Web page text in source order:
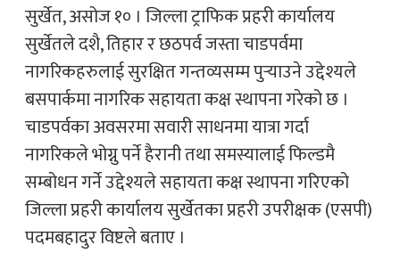
सुर्खेत, असोज १० । जिल्ला ट्राफिक प्रहरी कार्यालय
सुर्खेतले दशै, तिहार र छठपर्व जस्ता चाडपर्वमा
नागरिकहरुलाई सुरक्षित गन्तव्यसम्म पुर्‍याउने उद्देश्यले
बसपार्कमा नागरिक सहायता कक्ष स्थापना गरेको छ ।
चाडपर्वका अवसरमा सवारी साधनमा यात्रा गर्दा
नागरिकले भोग्नु पर्ने हैरानी तथा समस्यालाई फिल्डमै
सम्बोधन गर्ने उद्देश्यले सहायता कक्ष स्थापना गरिएको
जिल्ला प्रहरी कार्यालय सुर्खेतका प्रहरी उपरीक्षक (एसपी)
पदमबहादुर विष्टले बताए ।